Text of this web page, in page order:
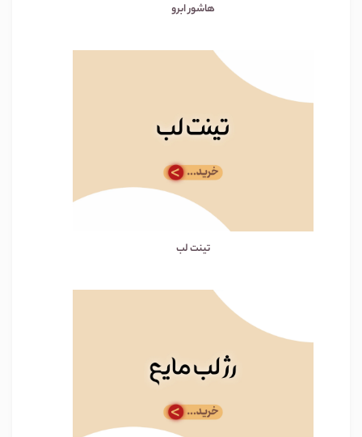
هاشور ابرو
تینت لب